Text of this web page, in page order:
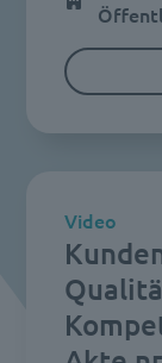
Video